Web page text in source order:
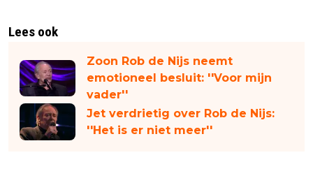
Lees ook
Zoon Rob de Nijs neemt
emotioneel besluit: ''Voor mijn
vader''
Jet verdrietig over Rob de Nijs:
''Het is er niet meer''